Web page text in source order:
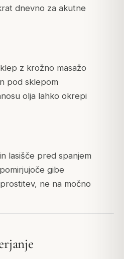
dnevno za akutne
z krožno masažo
pod sklepom
olja lahko okrepi
lasišče pred spanjem
gibe
ne na močno